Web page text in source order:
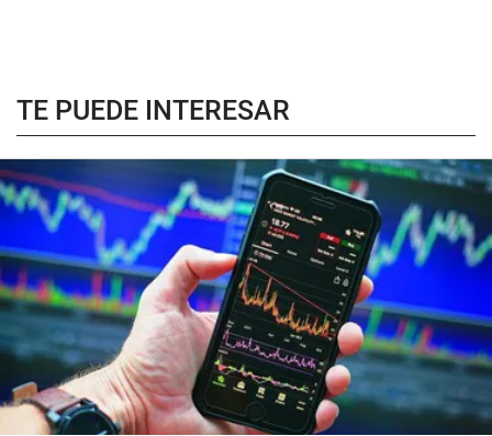
TE PUEDE INTERESAR